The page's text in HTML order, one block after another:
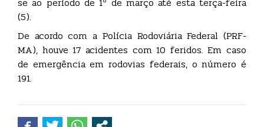
(5).
De acordo com a Polícia Rodoviária Federal (PRF-
MA), houve 17 acidentes com 10 feridos. Em caso
de emergência em rodovias federais, o número é
191.